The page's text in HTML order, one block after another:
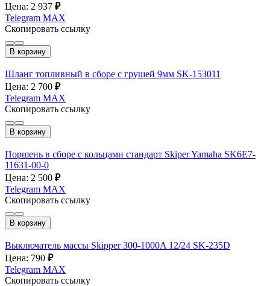
Цена: 2 937 ₽
Telegram MAX
Скопировать ссылку
В корзину
Шланг топливный в сборе с грушей 9мм SK-153011
Цена: 2 700 ₽
Telegram MAX
Скопировать ссылку
В корзину
Поршень в сборе с кольцами стандарт Skiper Yamaha SK6E7-
11631-00-0
Цена: 2 500 ₽
Telegram MAX
Скопировать ссылку
В корзину
Выключатель массы Skipper 300-1000A 12/24 SK-235D
Цена: 790 ₽
Telegram MAX
Скопировать ссылку